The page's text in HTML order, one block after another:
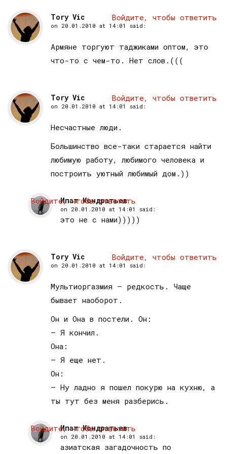
Tory Vic
on 20.01.2010 at 14:01 said:
Армяне торгуют таджиками оптом, это
что-то с чем-то. Нет слов.(((
Войдите, чтобы ответить
Tory Vic
on 20.01.2010 at 14:01 said:
Несчастные люди.
Большинство все-таки старается найти
любимую работу, любимого человека и
построить уютный любимый дом.))
Войдите, чтобы ответить
Ипат Кондратьев
on 20.01.2010 at 14:01 said:
это не с нами)))))
Войдите, чтобы ответить
Tory Vic
on 20.01.2010 at 14:01 said:
Мультиоргазмия — редкость. Чаще
бывает наоборот.
Он и Она в постели. Он:
— Я кончил.
Она:
— Я еще нет.
Он:
— Ну ладно я пошел покурю на кухню, а
ты тут без меня разберись.
Войдите, чтобы ответить
Ипат Кондратьев
on 20.01.2010 at 14:01 said:
азиатская загадочность по
Войдите, чтобы ответить